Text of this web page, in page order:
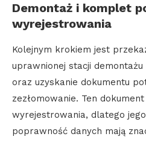
Demontaż i komplet
wyrejestrowania
Kolejnym krokiem jest
uprawnionej stacji
oraz uzyskanie dokumentu
zezłomowanie. Ten
wyrejestrowania, dlatego
poprawność danych mają